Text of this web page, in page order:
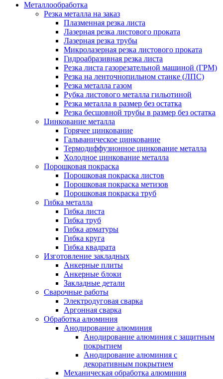
Металлообработка
Резка металла на заказ
Плазменная резка листа
Лазерная резка листового проката
Лазерная резка трубы
Микролазерная резка листового проката
Гидроабразивная резка листа
Резка листа газорезательной машиной (ГРМ)
Резка на ленточнопильном станке (ЛПС)
Резка металла газом
Рубка листового металла гильотиной
Резка металла в размер без остатка
Резка бесшовной трубы в размер без остатка
Цинкование металла
Горячее цинкование
Гальваническое цинкование
Термодиффузионное цинкование металла
Холодное цинкование металла
Порошковая покраска
Порошковая покраска листов
Порошковая покраска метизов
Порошковая покраска труб
Гибка металла
Гибка листа
Гибка труб
Гибка арматуры
Гибка круга
Гибка квадрата
Изготовление закладных
Анкерные плиты
Анкерные блоки
Закладные детали
Сварочные работы
Электродуговая сварка
Аргонная сварка
Обработка алюминия
Анодирование алюминия
Анодирование алюминия с защитным
покрытием
Анодирование алюминия с
декоративным покрытием
Механическая обработка алюминия